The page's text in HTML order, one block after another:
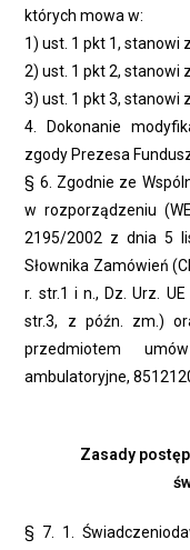
których mowa w:
1) ust. 1 pkt 1, stanowi
2) ust. 1 pkt 2, stanowi
3) ust. 1 pkt 3, stanowi
4. Dokonanie
zgody Prezesa
§ 6. Zgodnie ze
w rozporządzeniu
2195/2002 z dnia 5
Słownika Zamówień
r. str.1 i n., Dz. Urz.
str.3, z późn. zm.)
przedmiotem
ambulatoryjne,
Zasady
§ 7. 1.